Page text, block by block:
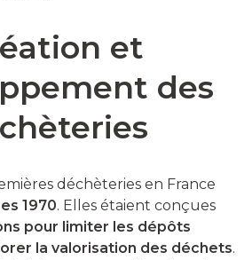
et
des
déchèteries en France
1970. Elles étaient conçues
pour limiter les dépôts
la valorisation des déchets.